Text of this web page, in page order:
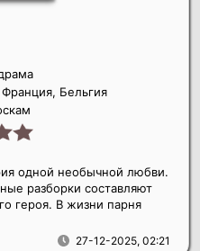
Бельгия
27-12-2025, 02:21
одной необычной любви.
разборки составляют
героя. В жизни парня